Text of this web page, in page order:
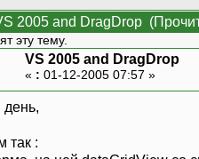
2005 and DragDrop
эту тему.
VS 2005 and DragDrop
« : 01-12-2005 07:57 »
так :